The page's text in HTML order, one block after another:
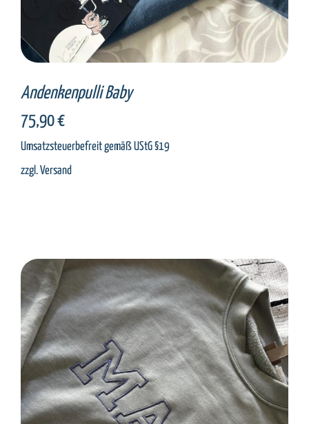
Andenkenpulli Baby
75,90€
Umsatzsteuerbefreit gemäß UStG §19
zzgl.Versand